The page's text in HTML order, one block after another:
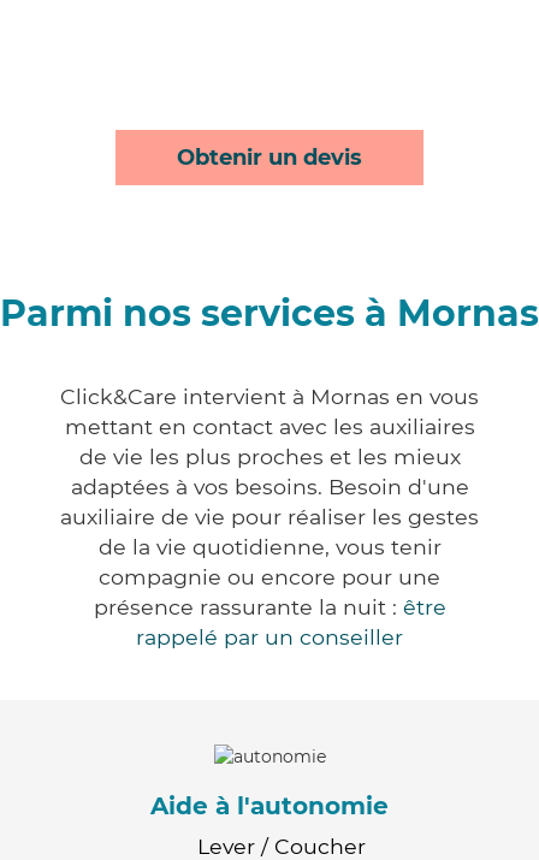
Obtenir un devis
Parmi nos services à Mornas
Click&Care intervient à Mornas en vous
mettant en contact avec les auxiliaires
de vie les plus proches et les mieux
adaptées à vos besoins. Besoin d'une
auxiliaire de vie pour réaliser les gestes
de la vie quotidienne, vous tenir
compagnie ou encore pour une
présence rassurante la nuit : être
rappelé par un conseiller
Aide à l'autonomie
Lever / Coucher